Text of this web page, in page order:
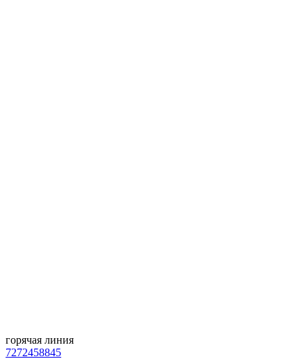
горячая линия
7272458845